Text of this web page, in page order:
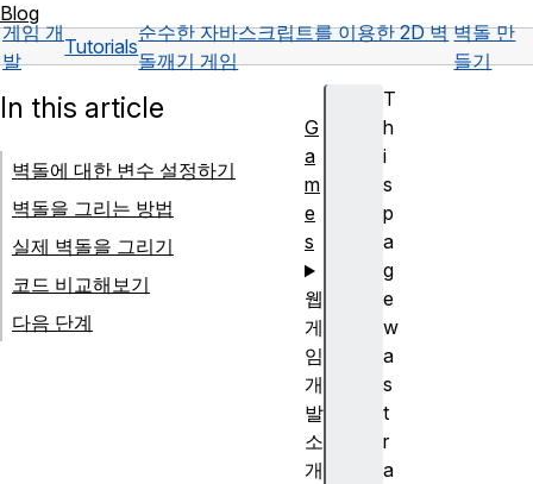
Blog
게임 개
발
Tutorials
순수한 자바스크립트를 이용한 2D 벽
돌깨기 게임
벽돌 만
들기
T
h
i
s
p
a
g
e
w
a
s
t
r
a
In this article
벽돌에 대한 변수 설정하기
벽돌을 그리는 방법
실제 벽돌을 그리기
코드 비교해보기
다음 단계
G
a
m
e
s
웹
게
임
개
발
소
개